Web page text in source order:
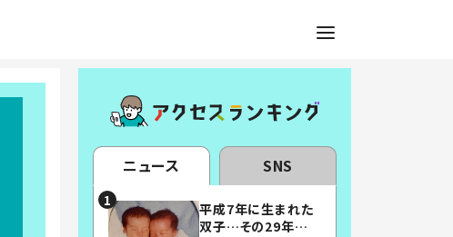
ニュース SNS
平成7年に生まれた
双子…その29年後